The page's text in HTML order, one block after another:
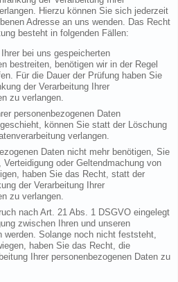
Hierzu können Sie sich jederzeit
Adresse an uns wenden. Das Recht
besteht in folgenden Fällen:
bei uns gespeicherten
bestreiten, benötigen wir in der Regel
Für die Dauer der Prüfung haben Sie
der Verarbeitung Ihrer
zu verlangen.
personenbezogenen Daten
können Sie statt der Löschung
verlangen.
Daten nicht mehr benötigen, Sie
oder Geltendmachung von
haben Sie das Recht, statt der
der Verarbeitung Ihrer
zu verlangen.
nach Art. 21 Abs. 1 DSGVO eingelegt
zwischen Ihren und unseren
werden. Solange noch nicht feststeht,
haben Sie das Recht, die
Ihrer personenbezogenen Daten zu